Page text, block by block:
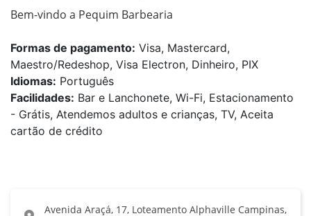
Bem-vindo a Pequim Barbearia
Formas de pagamento: Visa, Mastercard,
Maestro/Redeshop, Visa Electron, Dinheiro, PIX
Idiomas: Português
Facilidades: Bar e Lanchonete, Wi-Fi, Estacionamento
- Grátis, Atendemos adultos e crianças, TV, Aceita
cartão de crédito
Avenida Araçá, 17, Loteamento Alphaville Campinas,